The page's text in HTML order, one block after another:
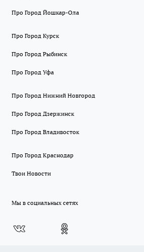
Про Город Йошкар-Ола
Про Город Курск
Про Город Рыбинск
Про Город Уфа
Про Город Нижний Новгород
Про Город Дзержинск
Про Город Владивосток
Про Город Краснодар
Твои Новости
Мы в социальных сетях